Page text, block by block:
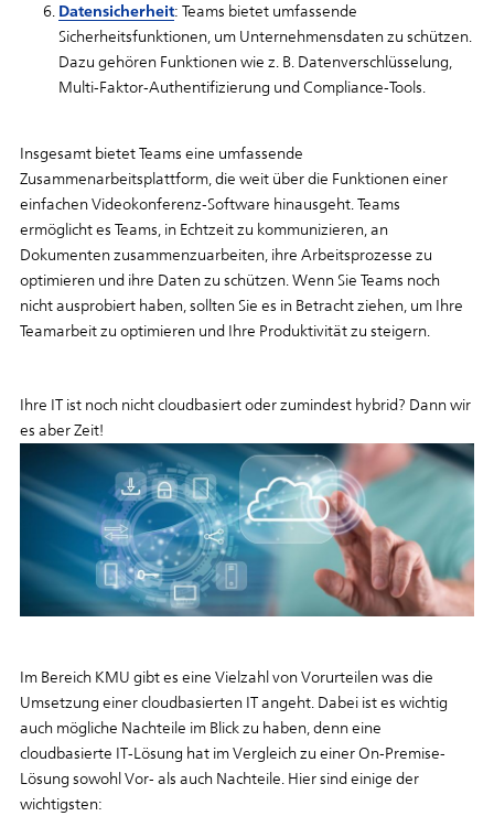
Datensicherheit: Teams bietet umfassende
Sicherheitsfunktionen, um Unternehmensdaten zu schützen.
Dazu gehören Funktionen wie z. B. Datenverschlüsselung,
Multi-Faktor-Authentifizierung und Compliance-Tools.
Insgesamt bietet Teams eine umfassende
Zusammenarbeitsplattform, die weit über die Funktionen einer
einfachen Videokonferenz-Software hinausgeht. Teams
ermöglicht es Teams, in Echtzeit zu kommunizieren, an
Dokumenten zusammenzuarbeiten, ihre Arbeitsprozesse zu
optimieren und ihre Daten zu schützen. Wenn Sie Teams noch
nicht ausprobiert haben, sollten Sie es in Betracht ziehen, um Ihre
Teamarbeit zu optimieren und Ihre Produktivität zu steigern.
Ihre IT ist noch nicht cloudbasiert oder zumindest hybrid? Dann wir
es aber Zeit!
Im Bereich KMU gibt es eine Vielzahl von Vorurteilen was die
Umsetzung einer cloudbasierten IT angeht. Dabei ist es wichtig
auch mögliche Nachteile im Blick zu haben, denn eine
cloudbasierte IT-Lösung hat im Vergleich zu einer On-Premise-
Lösung sowohl Vor- als auch Nachteile. Hier sind einige der
wichtigsten: